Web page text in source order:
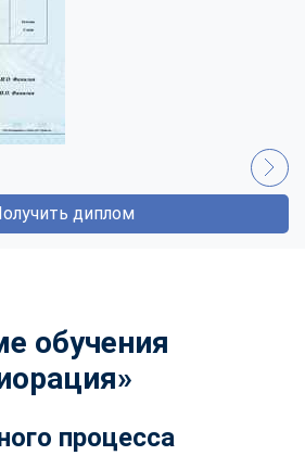
диплом
обучения
процесса